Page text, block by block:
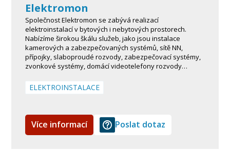
Elektromon
Společnost Elektromon se zabývá realizací
elektroinstalací v bytových i nebytových prostorech.
Nabízíme širokou škálu služeb, jako jsou instalace
kamerových a zabezpečovaných systémů, sítě NN,
přípojky, slaboproudé rozvody, zabezpečovací systémy,
zvonkové systémy, domácí videotelefony rozvody…
ELEKTROINSTALACE
Více informací Poslat dotaz